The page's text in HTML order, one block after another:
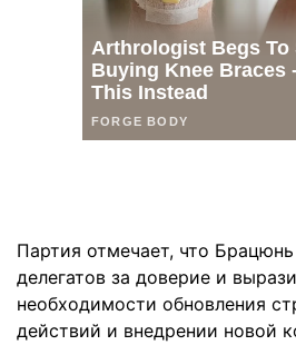
Партия отмечает, что
делегатов за доверие и
необходимости обновления
действий и внедрении новой